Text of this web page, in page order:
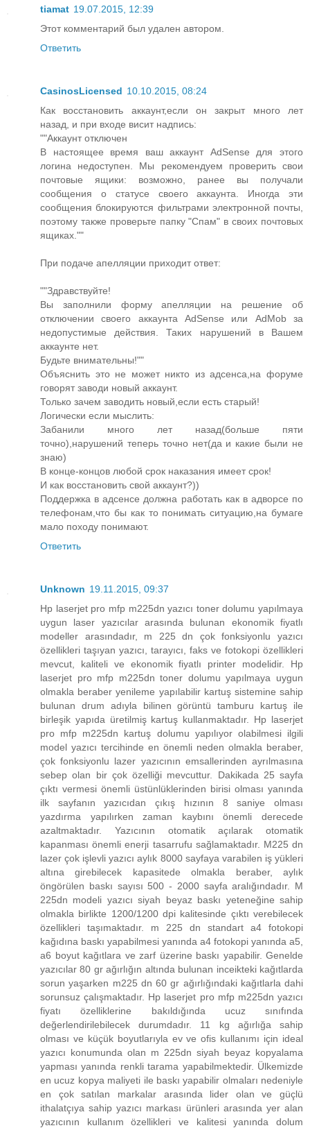
tiamat 19.07.2015, 12:39
Этот комментарий был удален автором.
Ответить
CasinosLicensed 10.10.2015, 08:24
Как восстановить аккаунт,если он закрыт много лет
назад, и при входе висит надпись:
""Аккаунт отключен
В настоящее время ваш аккаунт AdSense для этого
логина недоступен. Мы рекомендуем проверить свои
почтовые ящики: возможно, ранее вы получали
сообщения о статусе своего аккаунта. Иногда эти
сообщения блокируются фильтрами электронной почты,
поэтому также проверьте папку "Спам" в своих почтовых
ящиках.""
При подаче апелляции приходит ответ:
""Здравствуйте!
Вы заполнили форму апелляции на решение об
отключении своего аккаунта AdSense или AdMob за
недопустимые действия. Таких нарушений в Вашем
аккаунте нет.
Будьте внимательны!""
Объяснить это не может никто из адсенса,на форуме
говорят заводи новый аккаунт.
Только зачем заводить новый,если есть старый!
Логически если мыслить:
Забанили много лет назад(больше пяти
точно),нарушений теперь точно нет(да и какие были не
знаю)
В конце-концов любой срок наказания имеет срок!
И как восстановить свой аккаунт?))
Поддержка в адсенсе должна работать как в адворсе по
телефонам,что бы как то понимать ситуацию,на бумаге
мало походу понимают.
Ответить
Unknown 19.11.2015, 09:37
Hp laserjet pro mfp m225dn yazıcı toner dolumu yapılmaya
uygun laser yazıcılar arasında bulunan ekonomik fiyatlı
modeller arasındadır, m 225 dn çok fonksiyonlu yazıcı
özellikleri taşıyan yazıcı, tarayıcı, faks ve fotokopi özellikleri
mevcut, kaliteli ve ekonomik fiyatlı printer modelidir. Hp
laserjet pro mfp m225dn toner dolumu yapılmaya uygun
olmakla beraber yenileme yapılabilir kartuş sistemine sahip
bulunan drum adıyla bilinen görüntü tamburu kartuş ile
birleşik yapıda üretilmiş kartuş kullanmaktadır. Hp laserjet
pro mfp m225dn kartuş dolumu yapılıyor olabilmesi ilgili
model yazıcı tercihinde en önemli neden olmakla beraber,
çok fonksiyonlu lazer yazıcının emsallerinden ayrılmasına
sebep olan bir çok özelliği mevcuttur. Dakikada 25 sayfa
çıktı vermesi önemli üstünlüklerinden birisi olması yanında
ilk sayfanın yazıcıdan çıkış hızının 8 saniye olması
yazdırma yapılırken zaman kaybını önemli derecede
azaltmaktadır. Yazıcının otomatik açılarak otomatik
kapanması önemli enerji tasarrufu sağlamaktadır. M225 dn
lazer çok işlevli yazıcı aylık 8000 sayfaya varabilen iş yükleri
altına girebilecek kapasitede olmakla beraber, aylık
öngörülen baskı sayısı 500 - 2000 sayfa aralığındadır. M
225dn modeli yazıcı siyah beyaz baskı yeteneğine sahip
olmakla birlikte 1200/1200 dpi kalitesinde çıktı verebilecek
özellikleri taşımaktadır. m 225 dn standart a4 fotokopi
kağıdına baskı yapabilmesi yanında a4 fotokopi yanında a5,
a6 boyut kağıtlara ve zarf üzerine baskı yapabilir. Genelde
yazıcılar 80 gr ağırlığın altında bulunan inceikteki kağıtlarda
sorun yaşarken m225 dn 60 gr ağırlığındaki kağıtlarla dahi
sorunsuz çalışmaktadır. Hp laserjet pro mfp m225dn yazıcı
fiyatı özelliklerine bakıldığında ucuz sınıfında
değerlendirilebilecek durumdadır. 11 kg ağırlığa sahip
olması ve küçük boyutlarıyla ev ve ofis kullanımı için ideal
yazıcı konumunda olan m 225dn siyah beyaz kopyalama
yapması yanında renkli tarama yapabilmektedir. Ülkemizde
en ucuz kopya maliyeti ile baskı yapabilir olmaları nedeniyle
en çok satılan markalar arasında lider olan ve güçlü
ithalatçıya sahip yazıcı markası ürünleri arasında yer alan
yazıcının kullanım özellikleri ve kalitesi yanında dolum